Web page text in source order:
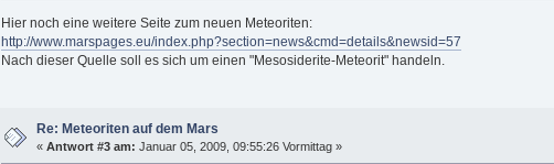
Hier noch eine weitere Seite zum neuen Meteoriten:
http://www.marspages.eu/index.php?section=news&cmd=details&newsid=57
Nach dieser Quelle soll es sich um einen "Mesosiderite-Meteorit" handeln.
Re: Meteoriten auf dem Mars
« Antwort #3 am: Januar 05, 2009, 09:55:26 Vormittag »